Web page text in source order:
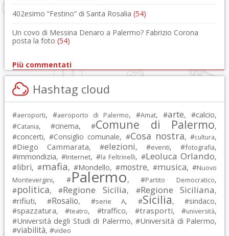
402esimo “Festino” di Santa Rosalia (54)
Un covo di Messina Denaro a Palermo? Fabrizio Corona
posta la foto (54)
Più commentati
Hashtag cloud
#aeroporti, #aeroporto di Palermo, #Amat, #arte, #calcio,
#Catania, #cinema, #Comune di Palermo,
#concerti, #Consiglio comunale, #Cosa nostra, #cultura,
#Diego Cammarata, #elezioni, #eventi, #fotografia,
#immondizia, #Internet, #la Feltrinelli, #Leoluca Orlando,
#libri, #mafia, #Mondello, #mostre, #musica, #Nuovo
Montevergini, #Palermo, #Partito Democratico,
#politica, #Regione Sicilia, #Regione Siciliana,
#rifiuti, #Rosalio, #serie A, #Sicilia, #sindaco,
#spazzatura, #teatro, #traffico, #trasporti, #università,
#Università degli Studi di Palermo, #Università di Palermo,
#viabilità, #video